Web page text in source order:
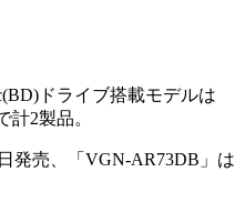
ドライブ搭載モデルは
計2製品。
発売、「VGN-AR73DB」は